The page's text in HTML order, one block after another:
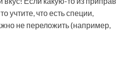
учтите, что есть специи,
не переложить (например,